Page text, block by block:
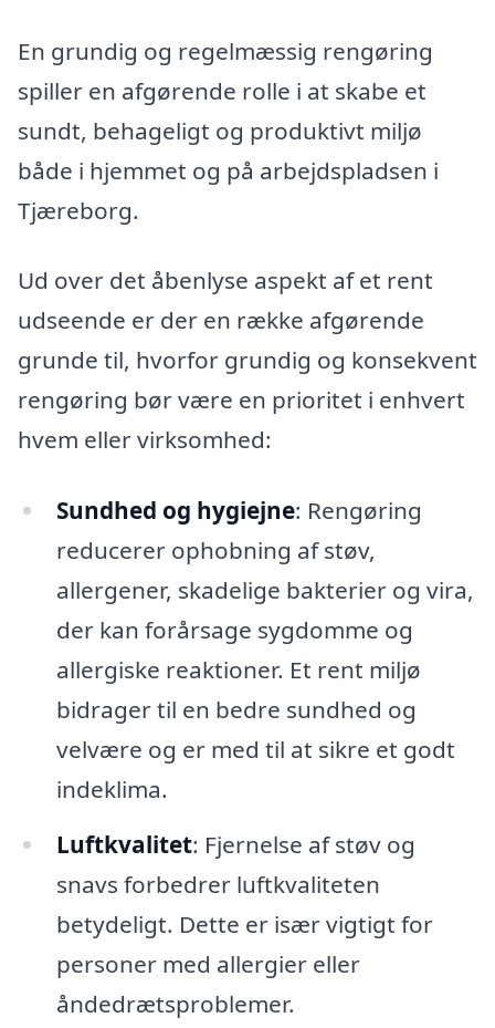
En grundig og regelmæssig rengøring
spiller en afgørende rolle i at skabe et
sundt, behageligt og produktivt miljø
både i hjemmet og på arbejdspladsen i
Tjæreborg.
Ud over det åbenlyse aspekt af et rent
udseende er der en række afgørende
grunde til, hvorfor grundig og konsekvent
rengøring bør være en prioritet i enhvert
hvem eller virksomhed:
Sundhed og hygiejne: Rengøring
reducerer ophobning af støv,
allergener, skadelige bakterier og vira,
der kan forårsage sygdomme og
allergiske reaktioner. Et rent miljø
bidrager til en bedre sundhed og
velvære og er med til at sikre et godt
indeklima.
Luftkvalitet: Fjernelse af støv og
snavs forbedrer luftkvaliteten
betydeligt. Dette er især vigtigt for
personer med allergier eller
åndedrætsproblemer.